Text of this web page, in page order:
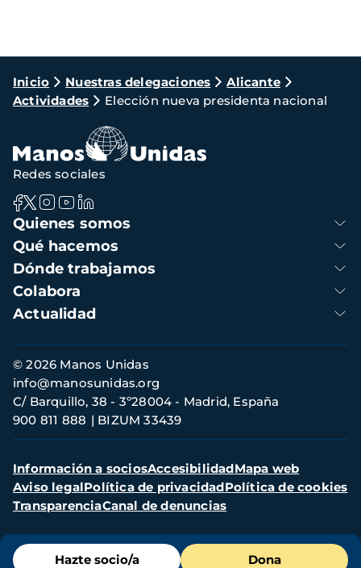
Ruta
de
navegación
Inicio Nuestras delegaciones
Alicante
Actividades
Elección nueva presidenta nacional
Menú
Hazte socio/a Dona
Navegación
principal
Quienes somos
Qué hacemos
Dónde trabajamos
Colabora
Actualidad
Redes sociales
Información
de
contacto
© 2026 Manos Unidas
C/ Barquillo, 38 - 3º28004 - Madrid, España
900 811 888
BIZUM 33439
info@manosunidas.org
Menú
secundario
Información a sociosAccesibilidadMapa web
Aviso legalPolítica de privacidadPolítica de cookies
TransparenciaCanal de denuncias